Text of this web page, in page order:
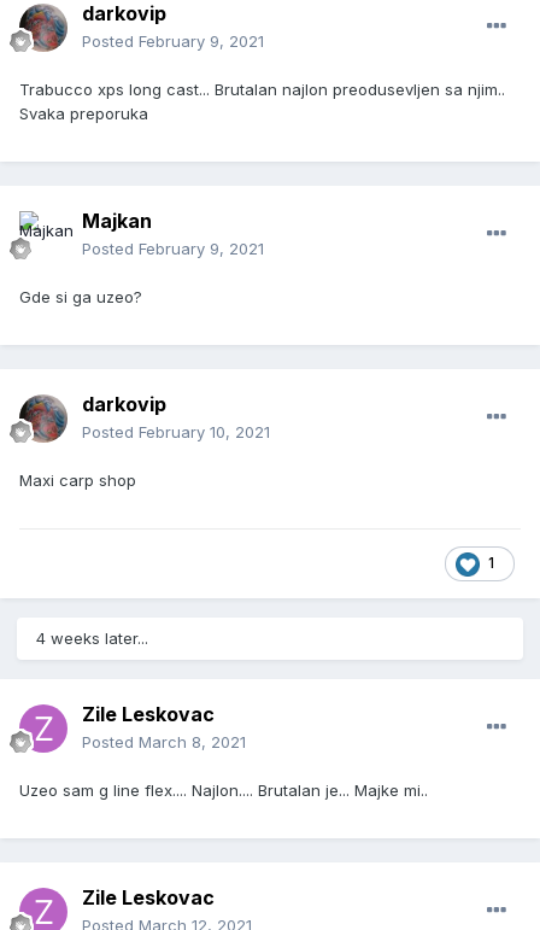
darkovip
Posted February 9, 2021
Trabucco xps long cast... Brutalan najlon preodusevljen sa njim..
Svaka preporuka
Majkan
Posted February 9, 2021
Gde si ga uzeo?
darkovip
Posted February 10, 2021
Maxi carp shop
1
4 weeks later...
Zile Leskovac
Posted March 8, 2021
Uzeo sam g line flex.... Najlon.... Brutalan je... Majke mi..
Zile Leskovac
Posted March 12, 2021